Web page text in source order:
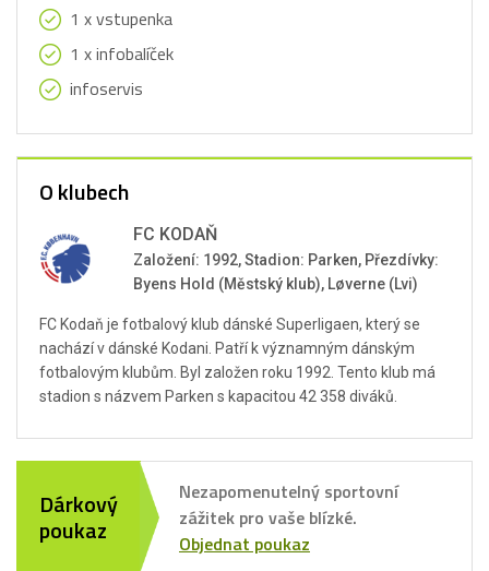
1 x vstupenka
1 x infobalíček
infoservis
O klubech
FC KODAŇ
Založení: 1992, Stadion: Parken, Přezdívky:
Byens Hold (Městský klub), Løverne (Lvi)
FC Kodaň je fotbalový klub dánské Superligaen, který se
nachází v dánské Kodani. Patří k významným dánským
fotbalovým klubům. Byl založen roku 1992. Tento klub má
stadion s názvem Parken s kapacitou 42 358 diváků.
Dárkový
poukaz
Nezapomenutelný sportovní
zážitek pro vaše blízké.
Objednat poukaz